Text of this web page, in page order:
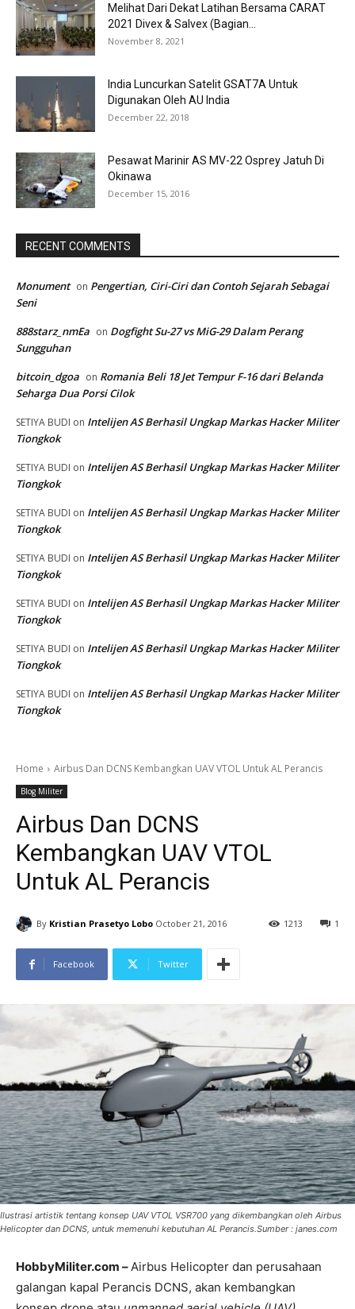
Melihat Dari Dekat Latihan Bersama CARAT
2021 Divex & Salvex (Bagian...
November 8, 2021
India Luncurkan Satelit GSAT7A Untuk
Digunakan Oleh AU India
December 22, 2018
Pesawat Marinir AS MV-22 Osprey Jatuh Di
Okinawa
December 15, 2016
RECENT COMMENTS
Monument on Pengertian, Ciri-Ciri dan Contoh Sejarah Sebagai
Seni
888starz_nmEa on Dogfight Su-27 vs MiG-29 Dalam Perang
Sungguhan
bitcoin_dgoa on Romania Beli 18 Jet Tempur F-16 dari Belanda
Seharga Dua Porsi Cilok
SETIYA BUDI on Intelijen AS Berhasil Ungkap Markas Hacker Militer
Tiongkok
SETIYA BUDI on Intelijen AS Berhasil Ungkap Markas Hacker Militer
Tiongkok
SETIYA BUDI on Intelijen AS Berhasil Ungkap Markas Hacker Militer
Tiongkok
SETIYA BUDI on Intelijen AS Berhasil Ungkap Markas Hacker Militer
Tiongkok
SETIYA BUDI on Intelijen AS Berhasil Ungkap Markas Hacker Militer
Tiongkok
SETIYA BUDI on Intelijen AS Berhasil Ungkap Markas Hacker Militer
Tiongkok
SETIYA BUDI on Intelijen AS Berhasil Ungkap Markas Hacker Militer
Tiongkok